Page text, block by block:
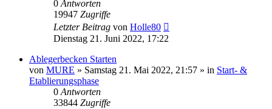
0 Antworten
19947 Zugriffe
Letzter Beitrag von Holle80
Dienstag 21. Juni 2022, 17:22
Ablegerbecken Starten
von MURE » Samstag 21. Mai 2022, 21:57 » in Start- &
Etablierungsphase
0 Antworten
33844 Zugriffe